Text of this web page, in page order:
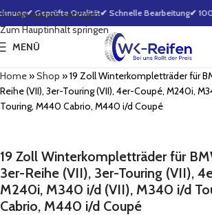
Zur Navigation springen
Zum Hauptinhalt springen
✔ Geprüfte Qualität✔ Schnelle Bearbeitung✔ 100
MENÜ
Home»Shop »19 Zoll Winterkompletträder für
Reihe (VII), 3er-Touring (VII), 4er-Coupé, M240i,
Touring, M440 Cabrio, M440 i/d Coupé
19 Zoll Winterkompletträder für
3er-Reihe (VII), 3er-Touring (VII),
M240i, M340 i/d (VII), M340 i/d
Cabrio, M440 i/d Coupé